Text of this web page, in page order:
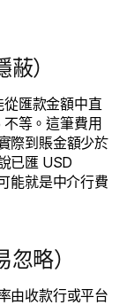
）
匯款金額中直
等。這筆費用
際到賬金額少於
已匯 USD
能就是中介行費
略）
由收款行或平台